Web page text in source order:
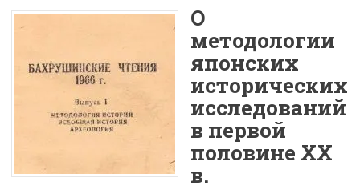
О
методологии
японских
исторических
исследований
в первой
половине XX
в.